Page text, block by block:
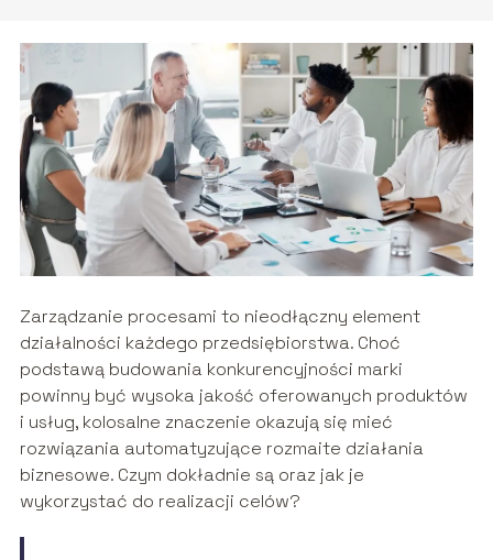
Zarządzanie procesami to nieodłączny element
działalności każdego przedsiębiorstwa. Choć
podstawą budowania konkurencyjności marki
powinny być wysoka jakość oferowanych produktów
i usług, kolosalne znaczenie okazują się mieć
rozwiązania automatyzujące rozmaite działania
biznesowe. Czym dokładnie są oraz jak je
wykorzystać do realizacji celów?